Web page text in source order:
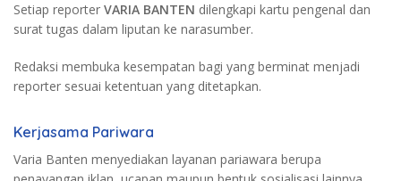
Setiap reporter VARIA BANTEN dilengkapi kartu pengenal dan
surat tugas dalam liputan ke narasumber.
Redaksi membuka kesempatan bagi yang berminat menjadi
reporter sesuai ketentuan yang ditetapkan.
Kerjasama Pariwara
Varia Banten menyediakan layanan pariawara berupa